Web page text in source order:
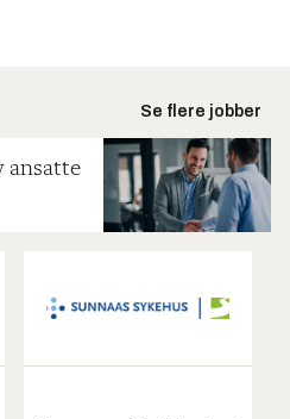
Se flere jobber
ansatte